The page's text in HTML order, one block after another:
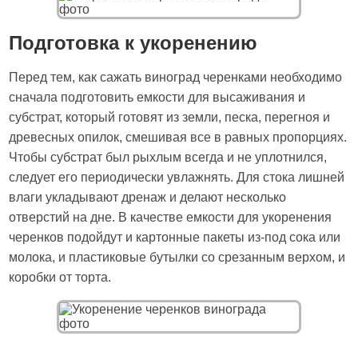
Подготовка к укоренению
Перед тем, как сажать виноград черенками необходимо
сначала подготовить емкости для высаживания и
субстрат, который готовят из земли, песка, перегноя и
древесных опилок, смешивая все в равных пропорциях.
Чтобы субстрат был рыхлым всегда и не уплотнился,
следует его периодически увлажнять. Для стока лишней
влаги укладывают дренаж и делают несколько
отверстий на дне. В качестве емкости для укоренения
черенков подойдут и картонные пакеты из-под сока или
молока, и пластиковые бутылки со срезанным верхом, и
коробки от торта.